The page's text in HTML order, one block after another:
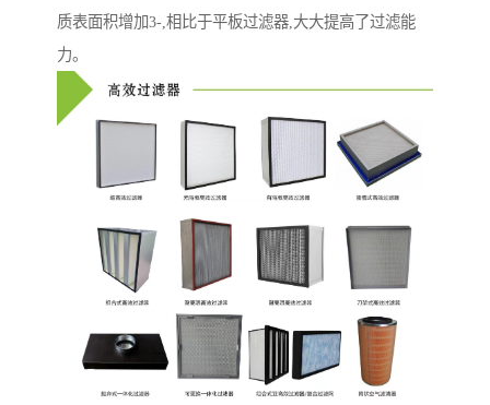
质表面积增加3-,相比于平板过滤器,大大提高了过滤能
力。